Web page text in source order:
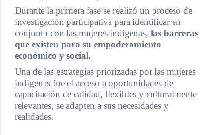
Durante la primera fase se realizó un proceso de
investigación participativa para identificar en
conjunto con las mujeres indígenas, las barreras
que existen para su empoderamiento
económico y social.
Una de las estrategias priorizadas por las mujeres
indígenas fue el acceso a oportunidades de
capacitación de calidad, flexibles y culturalmente
relevantes, se adapten a sus necesidades y
realidades.